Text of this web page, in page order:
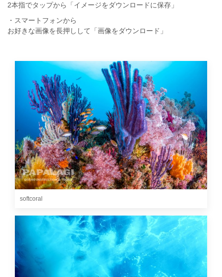
2本指でタップから「イメージをダウンロードに保存」
・スマートフォンから
お好きな画像を長押しして「画像をダウンロード」
softcoral